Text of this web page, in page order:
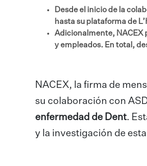
Desde el inicio de la
hasta su plataforma de
Adicionalmente, NACEX
y empleados. En total,
NACEX, la firma de
su colaboración con
enfermedad de Dent.
y la investigación de